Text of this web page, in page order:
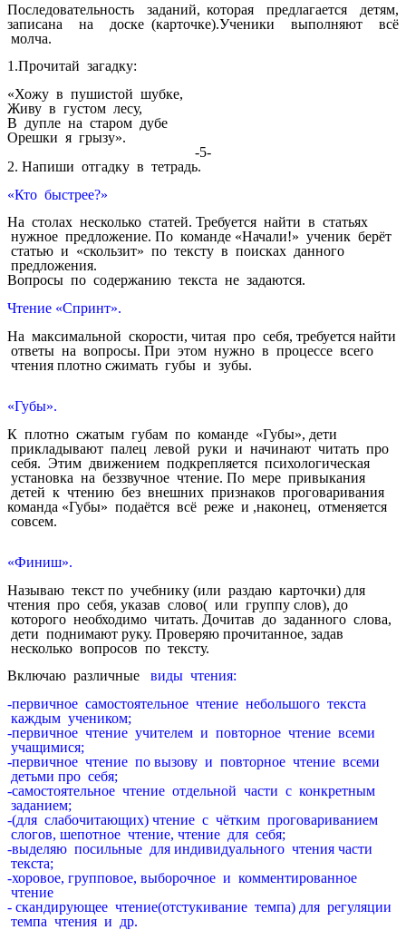
Последовательность заданий, которая предлагается детям,
записана на доске (карточке).Ученики выполняют всё
молча.
1.Прочитай загадку:
«Хожу в пушистой шубке,
Живу в густом лесу,
В дупле на старом дубе
Орешки я грызу».
-5-
2. Напиши отгадку в тетрадь.
«Кто быстрее?»
На столах несколько статей. Требуется найти в статьях
нужное предложение. По команде «Начали!» ученик берёт
статью и «скользит» по тексту в поисках данного
предложения.
Вопросы по содержанию текста не задаются.
Чтение «Спринт».
На максимальной скорости, читая про себя, требуется найти
ответы на вопросы. При этом нужно в процессе всего
чтения плотно сжимать губы и зубы.
«Губы».
К плотно сжатым губам по команде «Губы», дети
прикладывают палец левой руки и начинают читать про
себя. Этим движением подкрепляется психологическая
установка на беззвучное чтение. По мере привыкания
детей к чтению без внешних признаков проговаривания
команда «Губы» подаётся всё реже и ,наконец, отменяется
совсем.
«Финиш».
Называю текст по учебнику (или раздаю карточки) для
чтения про себя, указав слово( или группу слов), до
которого необходимо читать. Дочитав до заданного слова,
дети поднимают руку. Проверяю прочитанное, задав
несколько вопросов по тексту.
Включаю различные виды чтения:
-первичное самостоятельное чтение небольшого текста
каждым учеником;
-первичное чтение учителем и повторное чтение всеми
учащимися;
-первичное чтение по вызову и повторное чтение всеми
детьми про себя;
-самостоятельное чтение отдельной части с конкретным
заданием;
-(для слабочитающих) чтение с чётким проговариванием
слогов, шепотное чтение, чтение для себя;
-выделяю посильные для индивидуального чтения части
текста;
-хоровое, групповое, выборочное и комментированное
чтение
- скандирующее чтение(отстукивание темпа) для регуляции
темпа чтения и др.